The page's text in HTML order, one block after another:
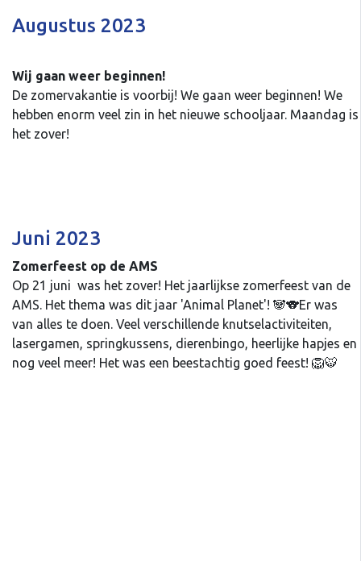
Augustus 2023
Wij gaan weer beginnen!
De zomervakantie is voorbij! We gaan weer beginnen! We
hebben enorm veel zin in het nieuwe schooljaar. Maandag is
het zover!
Juni 2023
Zomerfeest op de AMS
Op 21 juni was het zover! Het jaarlijkse zomerfeest van de
AMS. Het thema was dit jaar 'Animal Planet'! 🐼🐨Er was
van alles te doen. Veel verschillende knutselactiviteiten,
lasergamen, springkussens, dierenbingo, heerlijke hapjes en
nog veel meer! Het was een beestachtig goed feest! 🦁🐯